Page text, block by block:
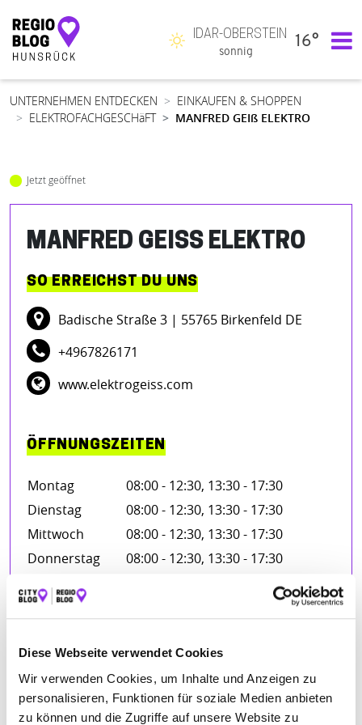
Diese Webseite verwendet Cookies
Wir verwenden Cookies, um Inhalte und Anzeigen zu
personalisieren, Funktionen für soziale Medien anbieten
zu können und die Zugriffe auf unsere Website zu
Hauptnavigation
IDAR-OBERSTEIN
sonnig
16°
UNTERNEHMEN ENTDECKEN
EINKAUFEN & SHOPPEN
ELEKTROFACHGESCHäFT
MANFRED GEIß ELEKTRO
Jetzt geöffnet
MANFRED GEISS ELEKTRO
SO ERREICHST DU UNS
Badische Straße 3 | 55765 Birkenfeld DE
+4967826171
www.elektrogeiss.com
ÖFFNUNGSZEITEN
Montag
08:00 - 12:30, 13:30 - 17:30
Dienstag
08:00 - 12:30, 13:30 - 17:30
Mittwoch
08:00 - 12:30, 13:30 - 17:30
Donnerstag
08:00 - 12:30, 13:30 - 17:30
08:00 - 12:30, 13:30 - 17:30
BEWERTUNGEN
Türk Silke– 04.05.2026